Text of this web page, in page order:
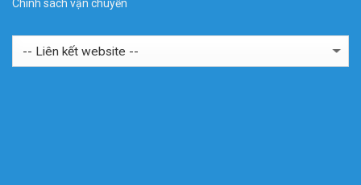
Chính sách vận chuyển